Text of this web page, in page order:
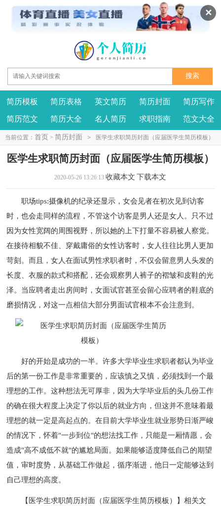
✕
我要投稿 投诉建议
简历模板 简历表格 英文简历 简历封面 简历写作
简历范文 简历大全 名人简历 求职指南 范文大全
当前位置： 首页 > 简历封面 > 医学生求职简历封面（应届医学生简历模板）
医学生求职简历封面（应届医学生简历模板）
2020-05-26 13:26:13 收藏本文 下载本文
职场tips:摄像机的纪录还显示，女会见者在初次见到访客
时，也会走同样的流程，不管这个访客是男人还是女人。只不过
因为女性宽阔的周围视野，所以她的上下打量不容易被人察觉。
在接待相貌不佳、穿戴庸俗的女性访客时，女人往往比男人更加
苛刻。而且，女人在面试男性求职者时，不仅会留意男人头发的
长度、衣服的款式和搭配，还会观察男人裤子的褶皱和皮鞋的光
泽。当应聘者走出房间时，女面试官甚至会留心应聘者的鞋底的
磨损情况，对这一点相信大部分男面试官根本不会注意到。
好的开始是成功的一半。许多大学毕业生求职者都认为毕业
后的第一份工作是非常重要的，应该慎之又慎，必须找到一个最
理想的工作。这种想法无可厚非，因为大学毕业后的头几份工作
的确在很大程度上决定了你以后的就业方向，但这并不意味着最
理想的就一定是高起点的。在目前大学毕业生就业形势日渐严峻
的情况下，怀着"一步到位"的想法找工作，只能是一厢情愿，会
造成"高不成低不就"的尴尬局面。如果能够适度降低自己的期望
值，审时度势，从基础工作做起，循序渐进，他日一定能够达到
自己理想的高度。
【医学生求职简历封面（应届医学生简历模板）】相关文